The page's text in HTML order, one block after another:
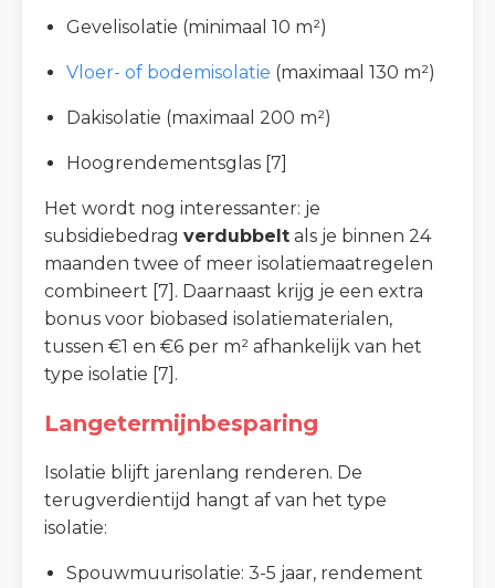
Gevelisolatie (minimaal 10 m²)
Vloer- of bodemisolatie (maximaal 130 m²)
Dakisolatie (maximaal 200 m²)
Hoogrendementsglas [7]
Het wordt nog interessanter: je
subsidiebedrag verdubbelt als je binnen 24
maanden twee of meer isolatiemaatregelen
combineert [7]. Daarnaast krijg je een extra
bonus voor biobased isolatiematerialen,
tussen €1 en €6 per m² afhankelijk van het
type isolatie [7].
Langetermijnbesparing
Isolatie blijft jarenlang renderen. De
terugverdientijd hangt af van het type
isolatie:
Spouwmuurisolatie: 3-5 jaar, rendement